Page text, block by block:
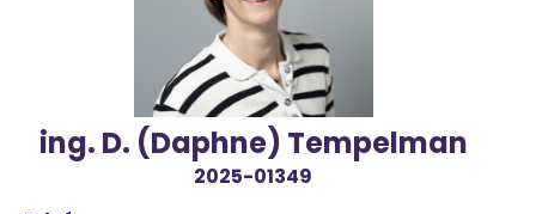
ing. D. (Daphne) Tempelman
2025-01349